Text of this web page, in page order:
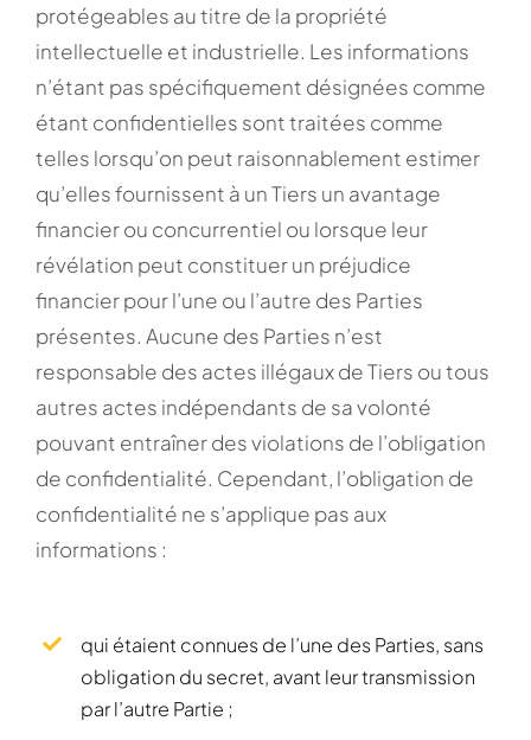
protégeables au titre de la propriété
intellectuelle et industrielle. Les informations
n’étant pas spécifiquement désignées comme
étant confidentielles sont traitées comme
telles lorsqu’on peut raisonnablement estimer
qu’elles fournissent à un Tiers un avantage
financier ou concurrentiel ou lorsque leur
révélation peut constituer un préjudice
financier pour l’une ou l’autre des Parties
présentes. Aucune des Parties n’est
responsable des actes illégaux de Tiers ou tous
autres actes indépendants de sa volonté
pouvant entraîner des violations de l’obligation
de confidentialité. Cependant, l’obligation de
confidentialité ne s’applique pas aux
informations :
qui étaient connues de l’une des Parties, sans
obligation du secret, avant leur transmission
par l’autre Partie ;